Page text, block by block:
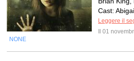
Cast:
Leggere il
Il 01
NONE